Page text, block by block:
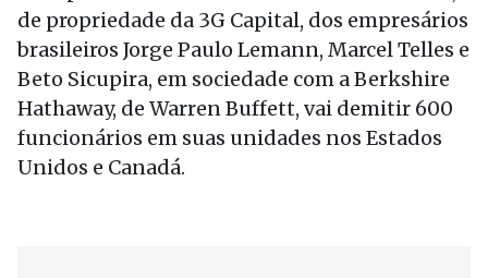
de propriedade da 3G Capital, dos empresários
brasileiros Jorge Paulo Lemann, Marcel Telles e
Beto Sicupira, em sociedade com a Berkshire
Hathaway, de Warren Buffett, vai demitir 600
funcionários em suas unidades nos Estados
Unidos e Canadá.